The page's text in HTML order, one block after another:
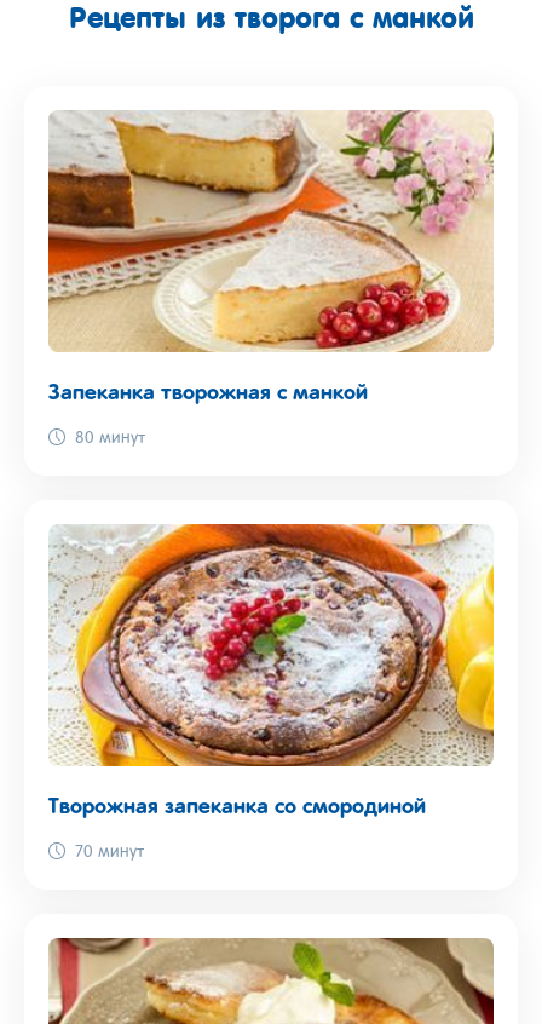
Рецепты из творога с манкой
Запеканка творожная с манкой
80 минут
Творожная запеканка со смородиной
70 минут